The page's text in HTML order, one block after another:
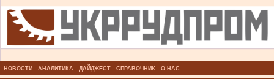
НОВОСТИ АНАЛИТИКА ДАЙДЖЕСТ СПРАВОЧНИК О НАС